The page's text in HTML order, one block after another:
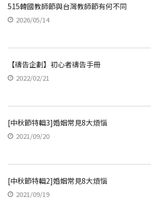
515韓國教師節與台灣教師節有何不同
2026/05/14
【禱告企劃】初心者禱告手冊
2022/02/21
[中秋節特輯3]婚姻常見8大煩惱
2021/09/20
[中秋節特輯2]婚姻常見8大煩惱
2021/09/19